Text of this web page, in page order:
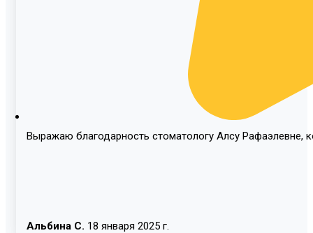
Выражаю благодарность стоматологу Алсу Рафаэлевне,
Альбина С. 18 января 2025 г.